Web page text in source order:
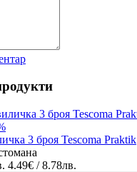
3 броя Tescoma Praktik
4.49€ / 8.78лв.